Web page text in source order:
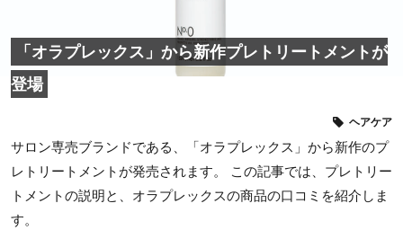
「オラプレックス」から新作プレトリートメントが
登場
ヘアケア
サロン専売ブランドである、「オラプレックス」から新作のプ
レトリートメントが発売されます。 この記事では、プレトリー
トメントの説明と、オラプレックスの商品の口コミを紹介しま
す。